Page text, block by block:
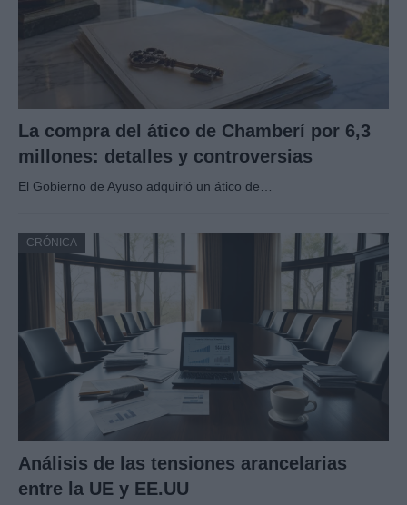
La compra del ático de Chamberí por 6,3
millones: detalles y controversias
El Gobierno de Ayuso adquirió un ático de…
CRÓNICA
Análisis de las tensiones arancelarias
entre la UE y EE.UU